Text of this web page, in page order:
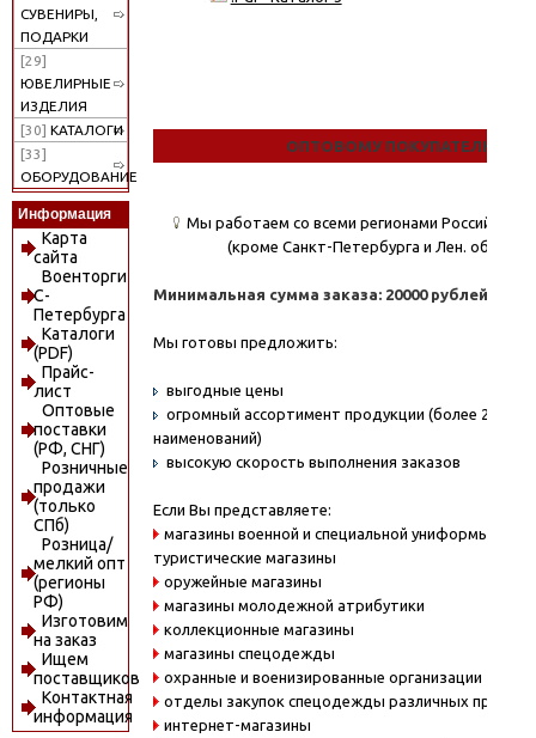
СУВЕНИРЫ,
ПОДАРКИ
[29]
ЮВЕЛИРНЫЕ
ИЗДЕЛИЯ
[30] КАТАЛОГИ
[33]
ОБОРУДОВАНИЕ
Информация
Карта
сайта
Военторги
С-
Петербурга
Каталоги
(PDF)
Прайс-
лист
Оптовые
поставки
(РФ, СНГ)
Розничные
продажи
(только
СПб)
Розница/
мелкий опт
(регионы
РФ)
Изготовим
на заказ
Ищем
поставщиков
Контактная
информация
ОПТОВОМУ ПОКУПАТЕЛЮ
Мы работаем со всеми регионами Российской
(кроме Санкт-Петербурга и Лен.
Минимальная сумма заказа: 20000 рублей.
Мы готовы предложить:
выгодные цены
огромный ассортимент продукции (более 20000
наименований)
высокую скорость выполнения заказов
Если Вы представляете:
магазины военной и специальной униформы -
туристические магазины
оружейные магазины
магазины молодежной атрибутики
коллекционные магазины
магазины спецодежды
охранные и военизированные организации
отделы закупок спецодежды различных
интернет-магазины